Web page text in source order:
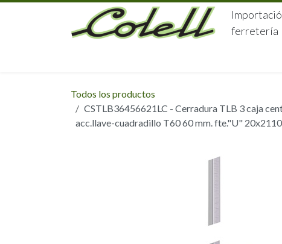
Ir al contenido
ferretería
Todos los productos
CSTLB36456621LC - Cerradura TLB 3 caja
acc.llave-cuadradillo T60 60 mm. fte."U"